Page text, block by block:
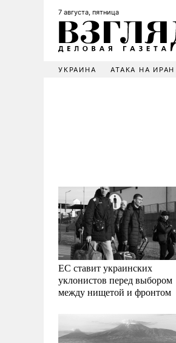
7 августа, пятница
УКРАИНА АТАКА НА ИРАН
ЕС ставит украинских
уклонистов перед выбором
между нищетой и фронтом